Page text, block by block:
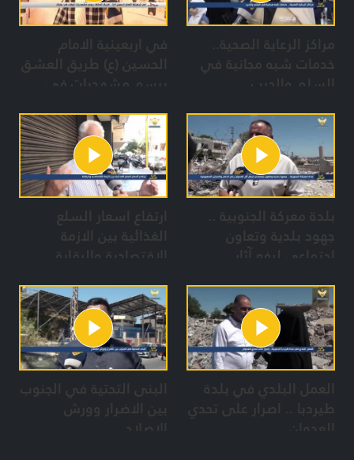
مراكز الرعاية الصحية..
خدمات شبه مجانية في
السلم والحرب
في اربعينية الامام
الحسين (ع) طريق العشق
يرسم مشهديات في
بلدة معركة الجنوبية ..
جهود بلدية وتعاون
إجتماعي لرفع آثار
والمجازر الصهيونية
ارتفاع اسعار السلع
الغذائية بين الازمة
الاقتصادية والرقابة
العمل البلدي في بلدة
طيردبا .. اصرار على تحدي
العدوان
البنى التحتية في الجنوب
بين الاضرار وورش
الاصلاح